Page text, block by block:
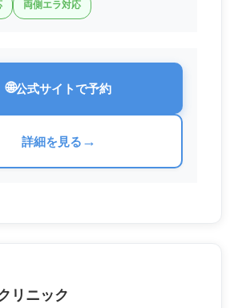
両側エラ対応
🌐公式サイトで予約
詳細を見る →
リニック